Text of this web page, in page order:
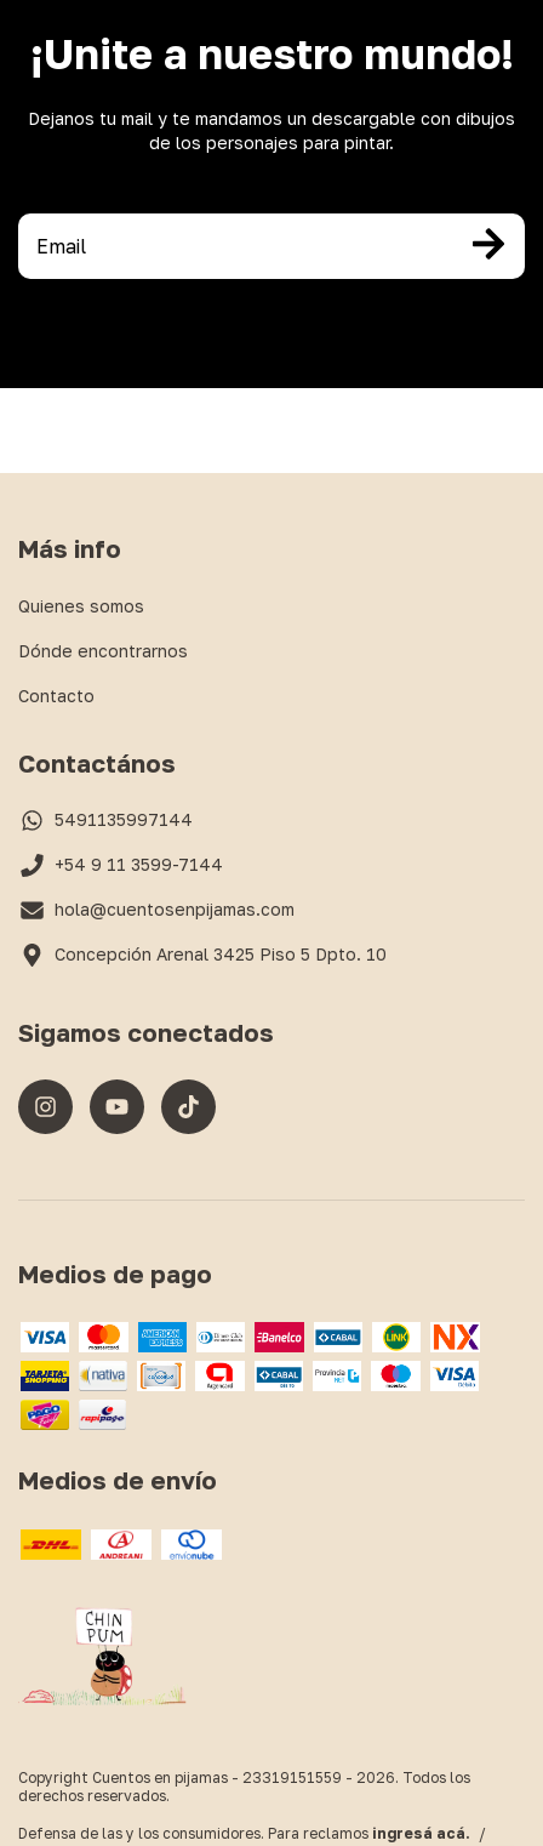
¡Unite a nuestro mundo!
Dejanos tu mail y te mandamos un descargable con dibujos
de los personajes para pintar.
Más info
Quienes somos
Dónde encontrarnos
Contacto
Contactános
5491135997144
+54 9 11 3599-7144
hola@cuentosenpijamas.com
Concepción Arenal 3425 Piso 5 Dpto. 10
Sigamos conectados
Medios de pago
Medios de envío
Copyright Cuentos en pijamas - 23319151559 - 2026. Todos los
derechos reservados.
Defensa de las y los consumidores. Para reclamos ingresá acá. /